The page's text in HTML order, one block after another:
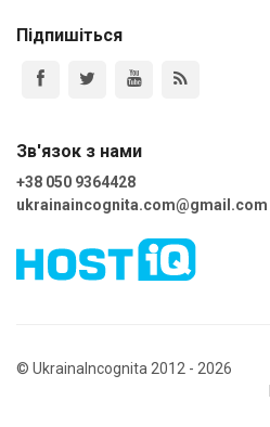
Підпишіться
Зв'язок з нами
+38 050 9364428
ukrainaincognita.com@gmail.com
© UkrainaIncognita 2012 - 2026